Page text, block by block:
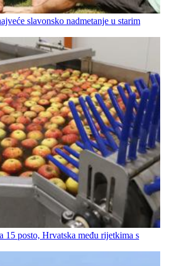
slavonsko nadmetanje u starim
15 posto, Hrvatska među rijetkima s